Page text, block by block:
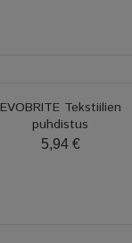
EVOBRITE Tekstiilien
puhdistus
5,94 €